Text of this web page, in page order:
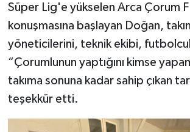
Süper Lig'e yükselen Arca Çorum
konuşmasına başlayan Doğan,
yöneticilerini, teknik ekibi,
“Çorumlunun yaptığını kimse
takıma sonuna kadar sahip çıkan
teşekkür etti.